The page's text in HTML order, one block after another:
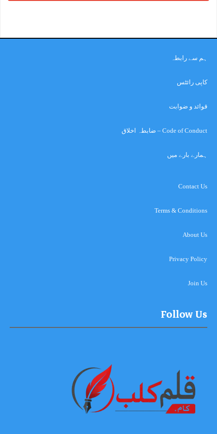
ہم سے رابطہ
کاپی رائٹس
قوائد و ضوابت
Code of Conduct – ضابطہ اخلاق
ہمارے بارے میں
Contact Us
Terms & Conditions
About Us
Privacy Policy
Join Us
Follow Us